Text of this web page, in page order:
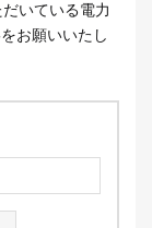
いている電力
お願いいたし